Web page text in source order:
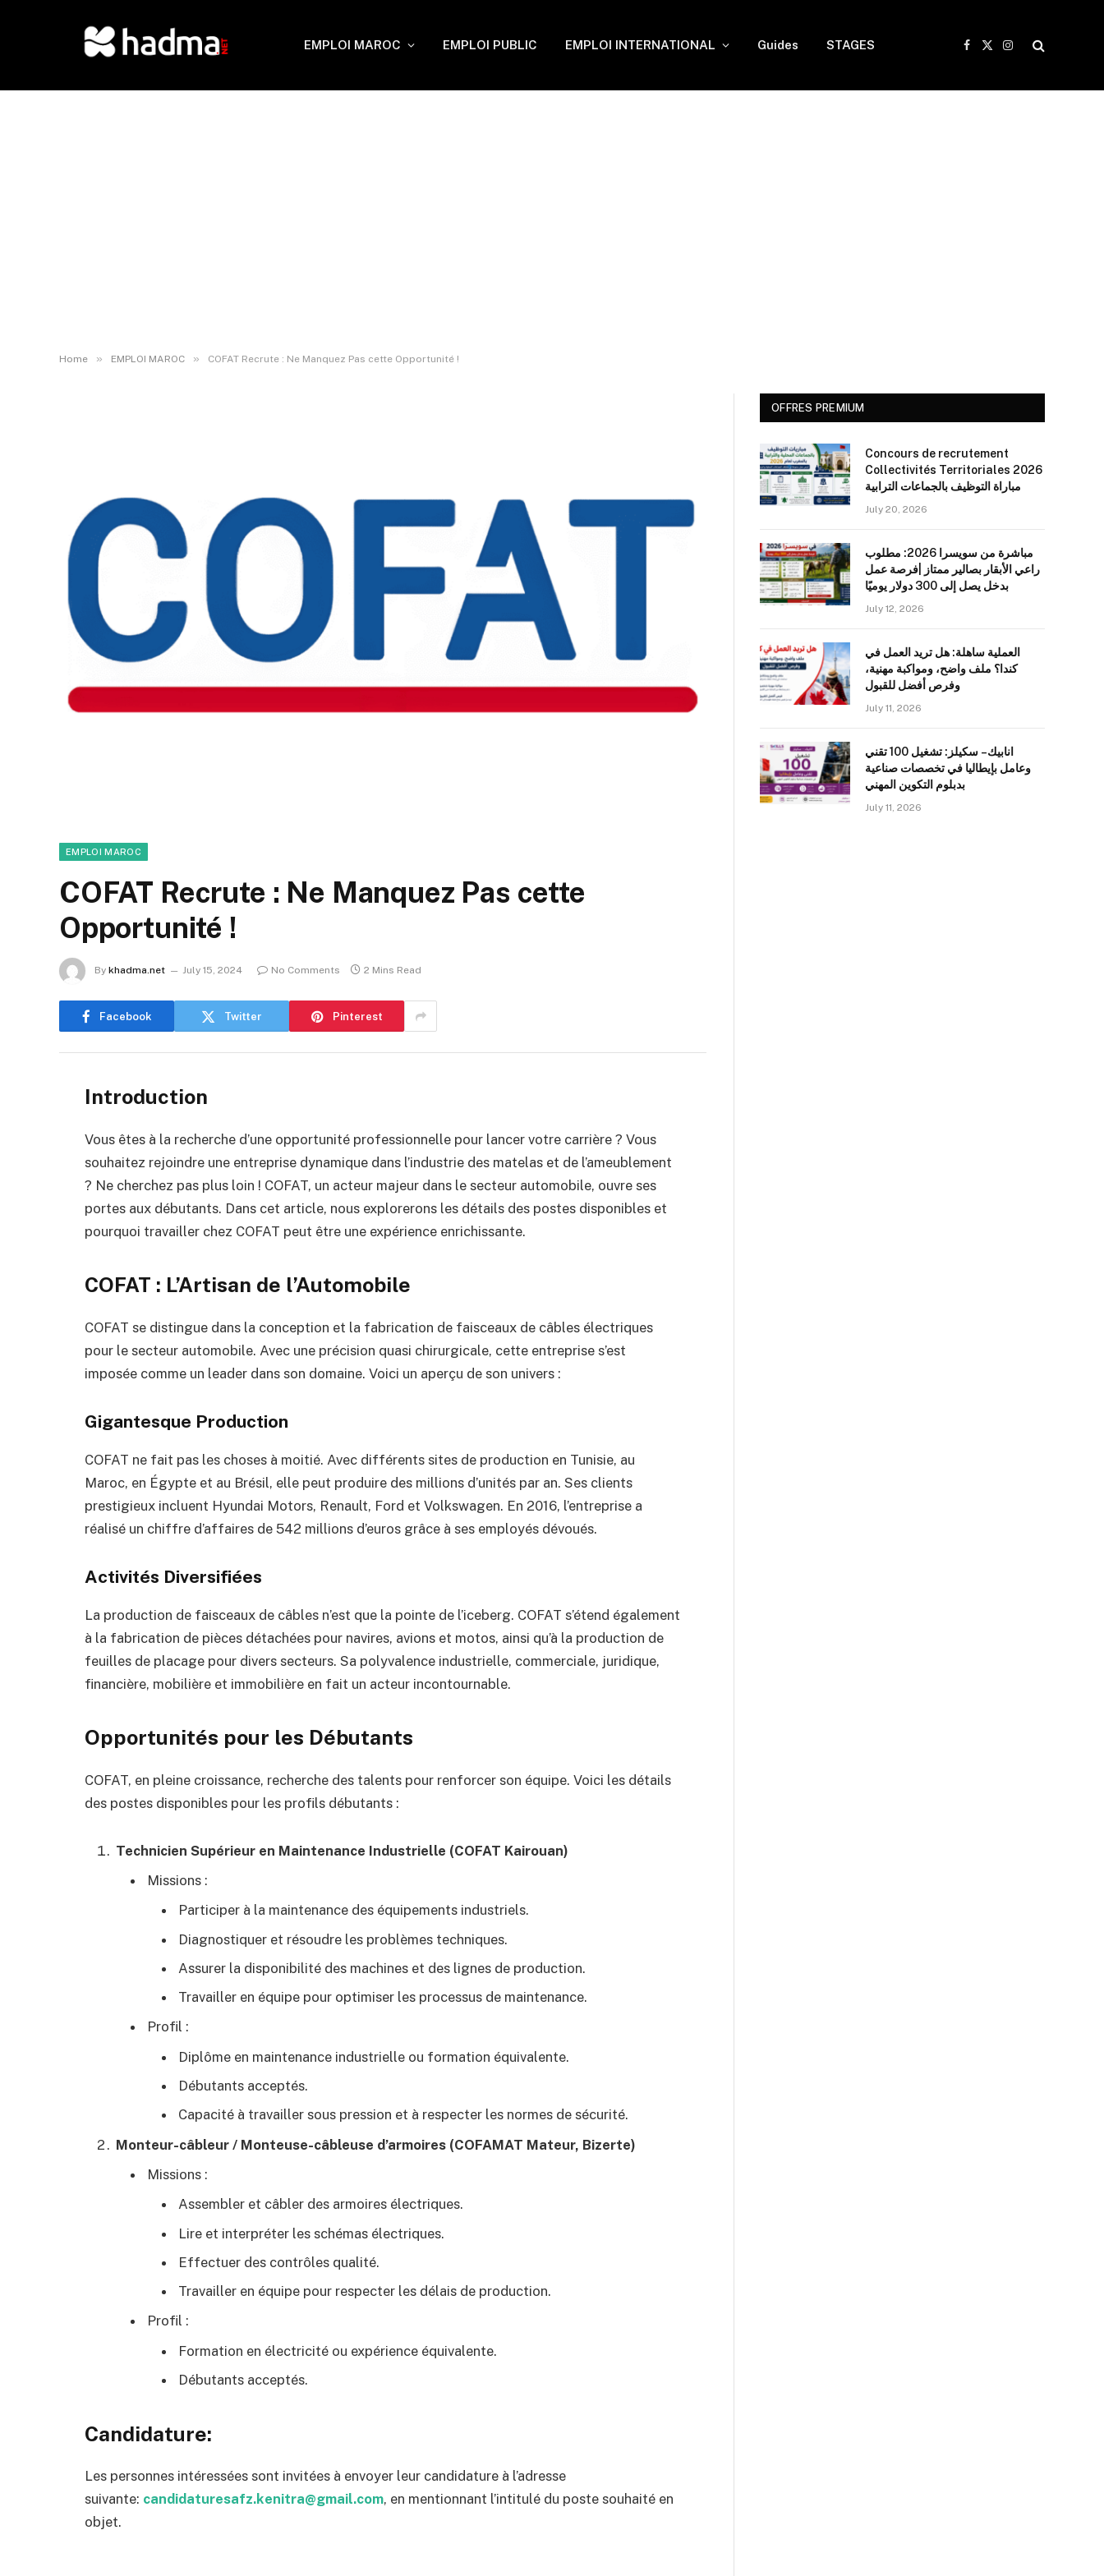
EMPLOI MAROC EMPLOI PUBLIC EMPLOI INTERNATIONAL Guides STAGES
Facebook
X
Instagram
Home » EMPLOI MAROC » COFAT Recrute : Ne Manquez Pas cette Opportunité !
EMPLOI MAROC
COFAT Recrute : Ne Manquez Pas cette
Opportunité !
By khadma.net July 15, 2024 No Comments 2 Mins Read
Facebook Twitter Pinterest
Introduction
Vous êtes à la recherche d’une opportunité professionnelle pour lancer votre carrière ? Vous
souhaitez rejoindre une entreprise dynamique dans l’industrie des matelas et de l’ameublement
? Ne cherchez pas plus loin ! COFAT, un acteur majeur dans le secteur automobile, ouvre ses
portes aux débutants. Dans cet article, nous explorerons les détails des postes disponibles et
pourquoi travailler chez COFAT peut être une expérience enrichissante.
COFAT : L’Artisan de l’Automobile
COFAT se distingue dans la conception et la fabrication de faisceaux de câbles électriques
pour le secteur automobile. Avec une précision quasi chirurgicale, cette entreprise s’est
imposée comme un leader dans son domaine. Voici un aperçu de son univers :
Gigantesque Production
COFAT ne fait pas les choses à moitié. Avec différents sites de production en Tunisie, au
Maroc, en Égypte et au Brésil, elle peut produire des millions d’unités par an. Ses clients
prestigieux incluent Hyundai Motors, Renault, Ford et Volkswagen. En 2016, l’entreprise a
réalisé un chiffre d’affaires de 542 millions d’euros grâce à ses employés dévoués.
Activités Diversifiées
La production de faisceaux de câbles n’est que la pointe de l’iceberg. COFAT s’étend également
à la fabrication de pièces détachées pour navires, avions et motos, ainsi qu’à la production de
feuilles de placage pour divers secteurs. Sa polyvalence industrielle, commerciale, juridique,
financière, mobilière et immobilière en fait un acteur incontournable.
Opportunités pour les Débutants
COFAT, en pleine croissance, recherche des talents pour renforcer son équipe. Voici les détails
des postes disponibles pour les profils débutants :
Technicien Supérieur en Maintenance Industrielle (COFAT Kairouan)
Missions :
Participer à la maintenance des équipements industriels.
Diagnostiquer et résoudre les problèmes techniques.
Assurer la disponibilité des machines et des lignes de production.
Travailler en équipe pour optimiser les processus de maintenance.
Profil :
Diplôme en maintenance industrielle ou formation équivalente.
Débutants acceptés.
Capacité à travailler sous pression et à respecter les normes de sécurité.
Monteur-câbleur / Monteuse-câbleuse d’armoires (COFAMAT Mateur, Bizerte)
Missions :
Assembler et câbler des armoires électriques.
Lire et interpréter les schémas électriques.
Effectuer des contrôles qualité.
Travailler en équipe pour respecter les délais de production.
Profil :
Formation en électricité ou expérience équivalente.
Débutants acceptés.
Candidature:
Les personnes intéressées sont invitées à envoyer leur candidature à l’adresse
suivante: candidaturesafz.kenitra@gmail.com, en mentionnant l’intitulé du poste souhaité en
objet.
OFFRES PREMIUM
Concours de recrutement
Collectivités Territoriales 2026
مباراة التوظيف بالجماعات الترابية
July 20, 2026
مباشرة من سويسرا 2026: مطلوب
راعي الأبقار بصالير ممتاز |فرصة عمل
بدخل يصل إلى 300 دولار يوميًا
July 12, 2026
العملية ساهلة: هل تريد العمل في
كندا؟ ملف واضح، ومواكبة مهنية،
وفرص أفضل للقبول
July 11, 2026
انابيك – سكيلز: تشغيل 100 تقني
وعامل بإيطاليا في تخصصات صناعية
بدبلوم التكوين المهني
July 11, 2026